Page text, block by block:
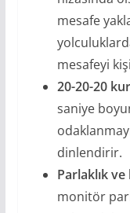
mesafe
mesafeyi
20-20-20
saniye
dinlendirir.
Parlaklık
monitör